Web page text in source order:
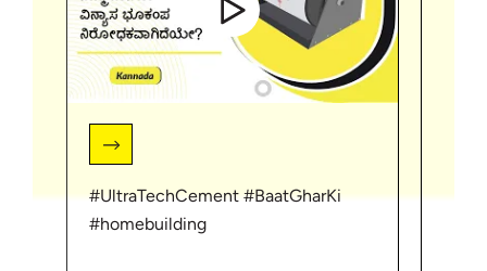
#UltraTechCement #BaatGharKi
#homebuilding